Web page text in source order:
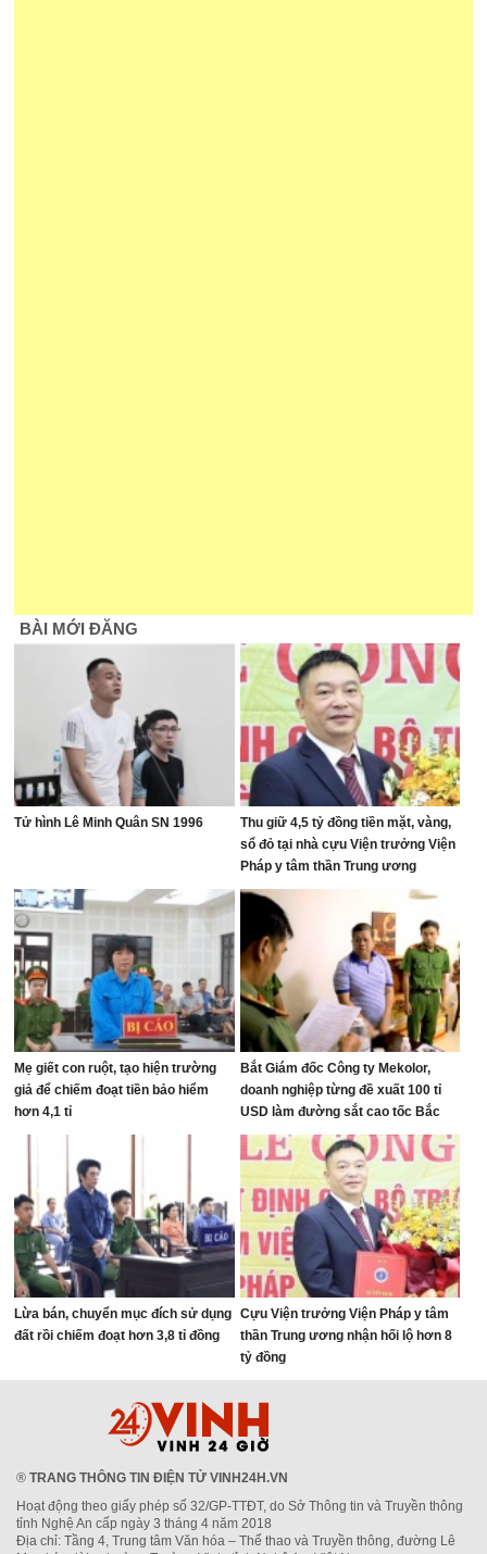
BÀI MỚI ĐĂNG
Tử hình Lê Minh Quân SN 1996
Thu giữ 4,5 tỷ đồng tiền mặt, vàng,
sổ đỏ tại nhà cựu Viện trưởng Viện
Pháp y tâm thần Trung ương
Mẹ giết con ruột, tạo hiện trường
giả để chiếm đoạt tiền bảo hiểm
hơn 4,1 tỉ
Bắt Giám đốc Công ty Mekolor,
doanh nghiệp từng đề xuất 100 tỉ
USD làm đường sắt cao tốc Bắc
Nam
Lừa bán, chuyển mục đích sử dụng
đất rồi chiếm đoạt hơn 3,8 tỉ đồng
Cựu Viện trưởng Viện Pháp y tâm
thần Trung ương nhận hối lộ hơn 8
tỷ đồng
® TRANG THÔNG TIN ĐIỆN TỬ VINH24H.VN
Hoạt động theo giấy phép số 32/GP-TTĐT, do Sở Thông tin và Truyền thông
tỉnh Nghệ An cấp ngày 3 tháng 4 năm 2018
Địa chỉ: Tầng 4, Trung tâm Văn hóa – Thể thao và Truyền thông, đường Lê